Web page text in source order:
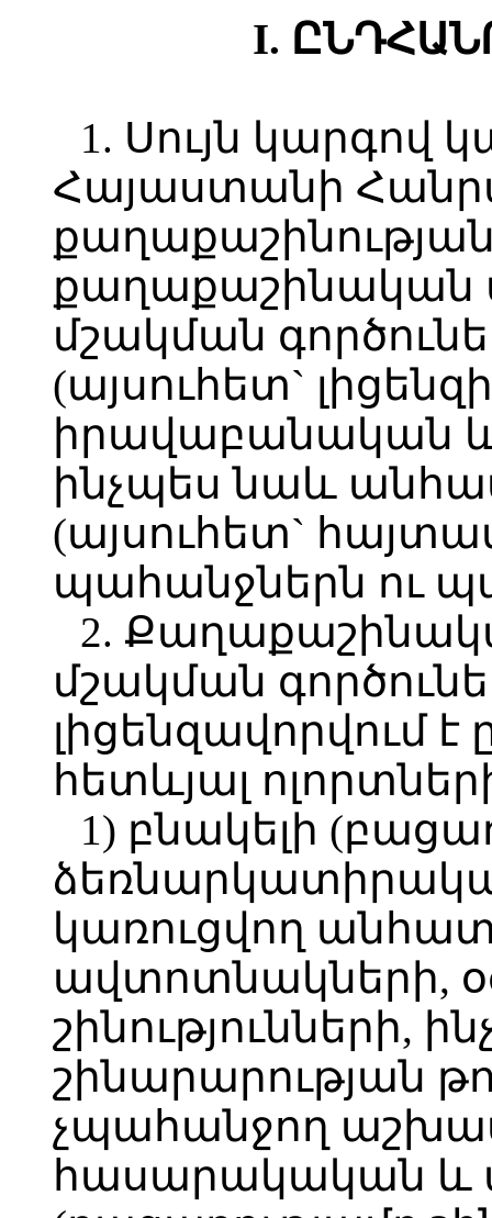
I.
1. Սույն կարգով
Հայաստանի
մշակման
(այսուհետ`
իրավաբանական
ինչպես նաև
(այսուհետ`
պահանջներն ու
2.
մշակման
լիցենզավորվում
հետևյալ
1) բնակելի
կառուցվող
ավտոտնակների,
շինությունների,
շինարարության
չպահանջող
հասարակական